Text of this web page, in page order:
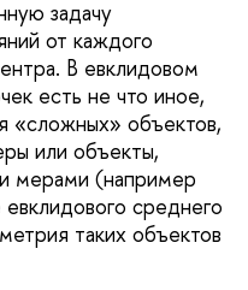
задачу
от каждого
В евклидовом
есть не что иное,
«сложных» объектов,
или объекты,
мерами (например
среднего
таких объектов